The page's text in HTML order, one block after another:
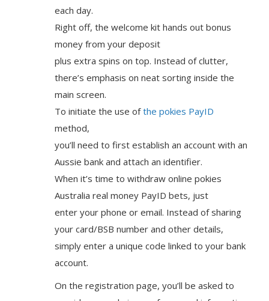
each day.
Right off, the welcome kit hands out bonus
money from your deposit
plus extra spins on top. Instead of clutter,
there’s emphasis on neat sorting inside the
main screen.
To initiate the use ofthe pokies PayID
method,
you’ll need to first establish an account with an
Aussie bank and attach an identifier.
When it’s time to withdraw online pokies
Australia real money PayID bets, just
enter your phone or email. Instead of sharing
your card/BSB number and other details,
simply enter a unique code linked to your bank
account.
On the registration page, you’ll be asked to